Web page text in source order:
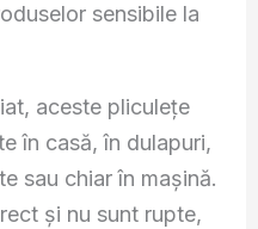
sensibile la
aceste pliculețe
în casă, în dulapuri,
sau chiar în mașină.
și nu sunt rupte,